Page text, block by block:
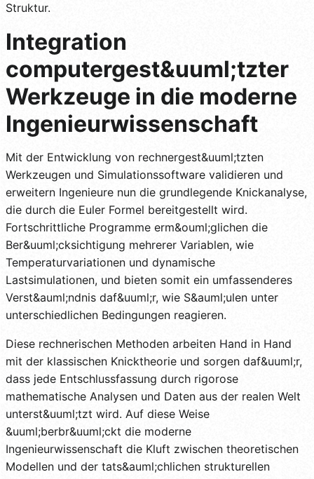
Struktur.
Integration
computergest&uuml;tzter
Werkzeuge in die moderne
Ingenieurwissenschaft
Mit der Entwicklung von rechnergest&uuml;tzten
Werkzeugen und Simulationssoftware validieren und
erweitern Ingenieure nun die grundlegende Knickanalyse,
die durch die Euler Formel bereitgestellt wird.
Fortschrittliche Programme erm&ouml;glichen die
Ber&uuml;cksichtigung mehrerer Variablen, wie
Temperaturvariationen und dynamische
Lastsimulationen, und bieten somit ein umfassenderes
Verst&auml;ndnis daf&uuml;r, wie S&auml;ulen unter
unterschiedlichen Bedingungen reagieren.
Diese rechnerischen Methoden arbeiten Hand in Hand
mit der klassischen Knicktheorie und sorgen daf&uuml;r,
dass jede Entschlussfassung durch rigorose
mathematische Analysen und Daten aus der realen Welt
unterst&uuml;tzt wird. Auf diese Weise
&uuml;berbr&uuml;ckt die moderne
Ingenieurwissenschaft die Kluft zwischen theoretischen
Modellen und der tats&auml;chlichen strukturellen